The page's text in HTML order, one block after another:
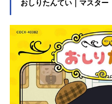
き抜く
かが足
名はキ
た。地
裕福な
になり
理解さ
孤独だ
ューズ
おしりたんてい｜マスター